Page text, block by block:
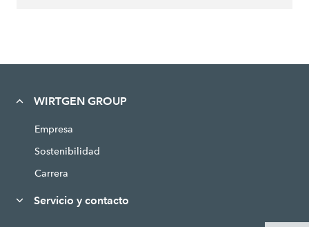
WIRTGEN GROUP
Empresa
Sostenibilidad
Carrera
Servicio y contacto